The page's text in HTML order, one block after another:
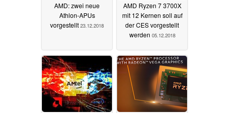
AMD: zwei neue
Athlon-APUs
vorgestellt 23.12.2018
AMD Ryzen 7 3700X
mit 12 Kernen soll auf
der CES vorgestellt
werden 05.12.2018